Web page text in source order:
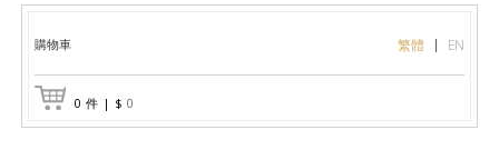
購物車 繁體 EN
0 件 | $ 0